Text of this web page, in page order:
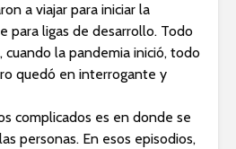
a viajar para iniciar la
para ligas de desarrollo. Todo
cuando la pandemia inició, todo
quedó en interrogante y
complicados es en donde se
personas. En esos episodios,